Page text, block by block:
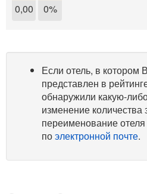
0,00 0%
Если отель, в котором
представлен в
обнаружили какую-
изменение количества
переименование
поэлектронной почте.